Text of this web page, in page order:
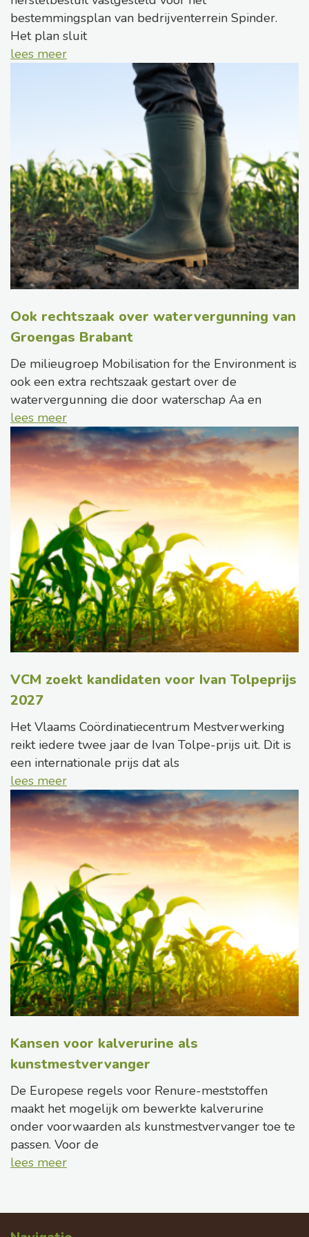
bestemmingsplan van bedrijventerrein Spinder.
Het plan sluit
lees meer
Ook rechtszaak over watervergunning van
Groengas Brabant
De milieugroep Mobilisation for the Environment is
ook een extra rechtszaak gestart over de
watervergunning die door waterschap Aa en
lees meer
VCM zoekt kandidaten voor Ivan Tolpeprijs
2027
Het Vlaams Coördinatiecentrum Mestverwerking
reikt iedere twee jaar de Ivan Tolpe-prijs uit. Dit is
een internationale prijs dat als
lees meer
Kansen voor kalverurine als
kunstmestvervanger
De Europese regels voor Renure-meststoffen
maakt het mogelijk om bewerkte kalverurine
onder voorwaarden als kunstmestvervanger toe te
passen. Voor de
lees meer